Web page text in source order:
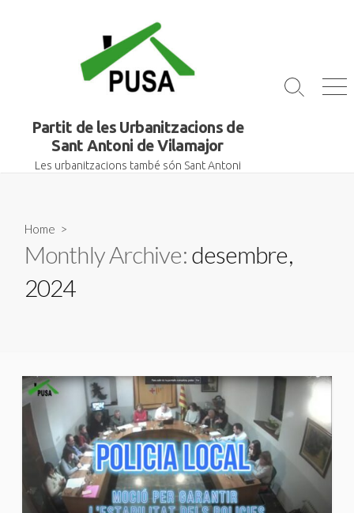
Partit de les Urbanitzacions de
Sant Antoni de Vilamajor
Les urbanitzacions també són Sant Antoni
Search
Home >
Monthly Archive:desembre,
2024